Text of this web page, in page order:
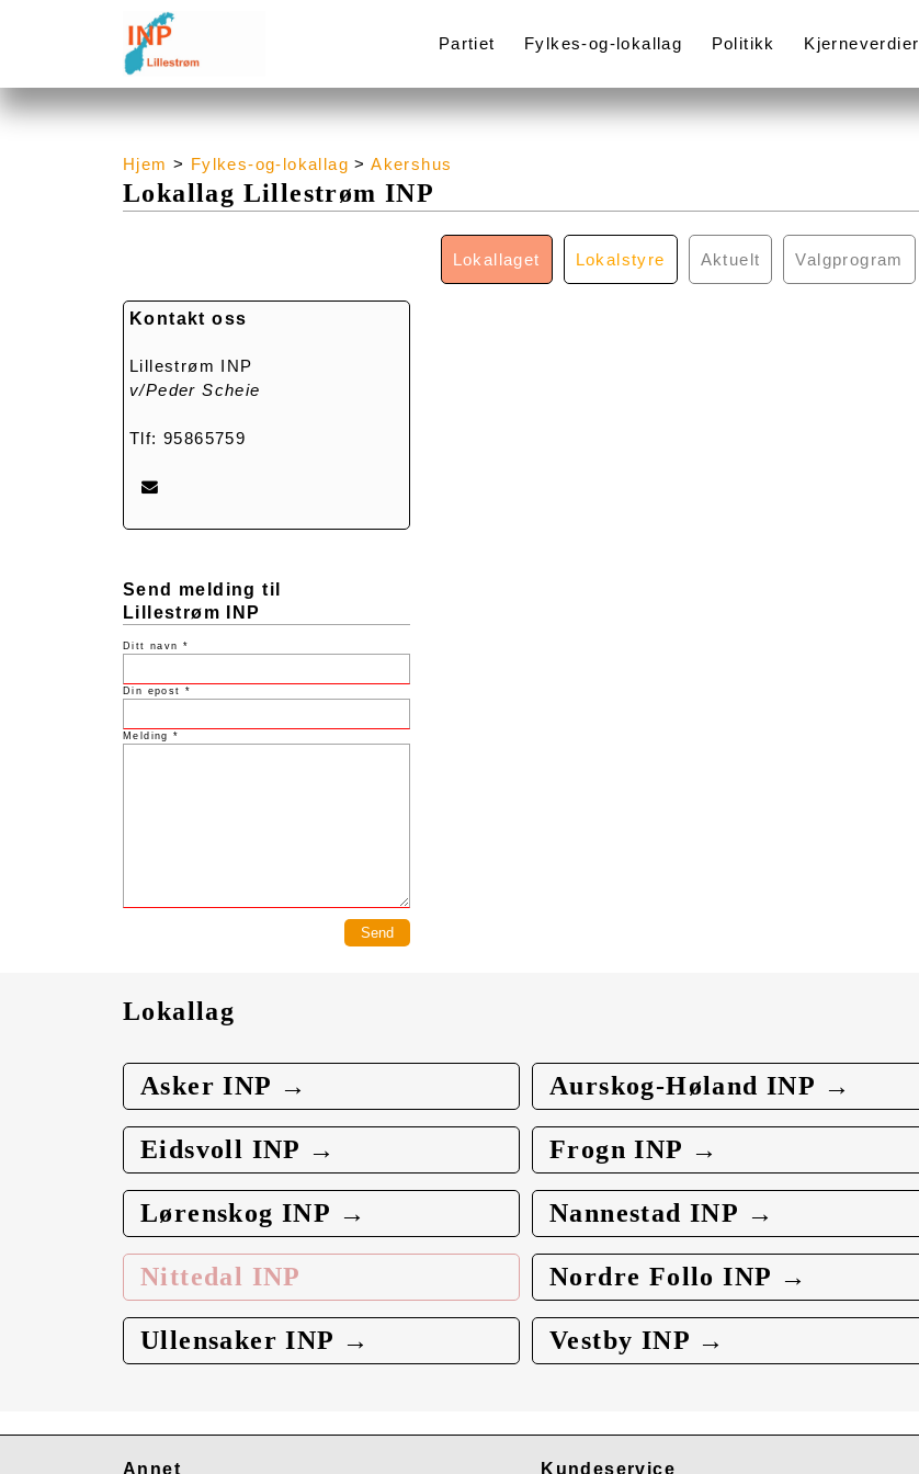
Partiet Fylkes-og-lokallag Politikk Kjerneverdier
Hjem > Fylkes-og-lokallag >Akershus
Lokallag Lillestrøm INP
Lokallaget Lokalstyre Aktuelt Valgprogram
Kontakt oss
Lillestrøm INP
v/Peder Scheie
Tlf: 95865759
Send melding til
Lillestrøm INP
Ditt navn *
Din epost *
Melding *
Lokallag
Asker INP → Aurskog-Høland INP →
Eidsvoll INP → Frogn INP →
Lørenskog INP → Nannestad INP →
Nittedal INP Nordre Follo INP →
Ullensaker INP → Vestby INP →
Annet Kundeservice